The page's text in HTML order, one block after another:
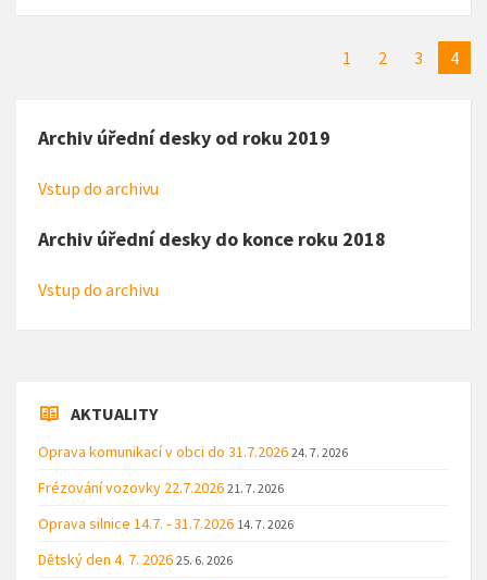
1 2 3 4
Archiv úřední desky od roku 2019
Vstup do archivu
Archiv úřední desky do konce roku 2018
Vstup do archivu
AKTUALITY
Oprava komunikací v obci do 31.7.2026 24. 7. 2026
Frézování vozovky 22.7.2026 21. 7. 2026
Oprava silnice 14.7. - 31.7.2026 14. 7. 2026
Dětský den 4. 7. 2026 25. 6. 2026